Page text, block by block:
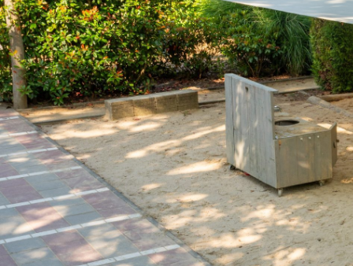
Home
KDV
Missie en Visie
Opvangmogelijkheden
BSO
Missie en Visie
Opvangmogelijkheden